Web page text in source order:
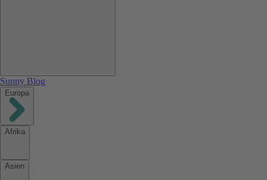
Sunny Blog
Europa
Afrika
Asien